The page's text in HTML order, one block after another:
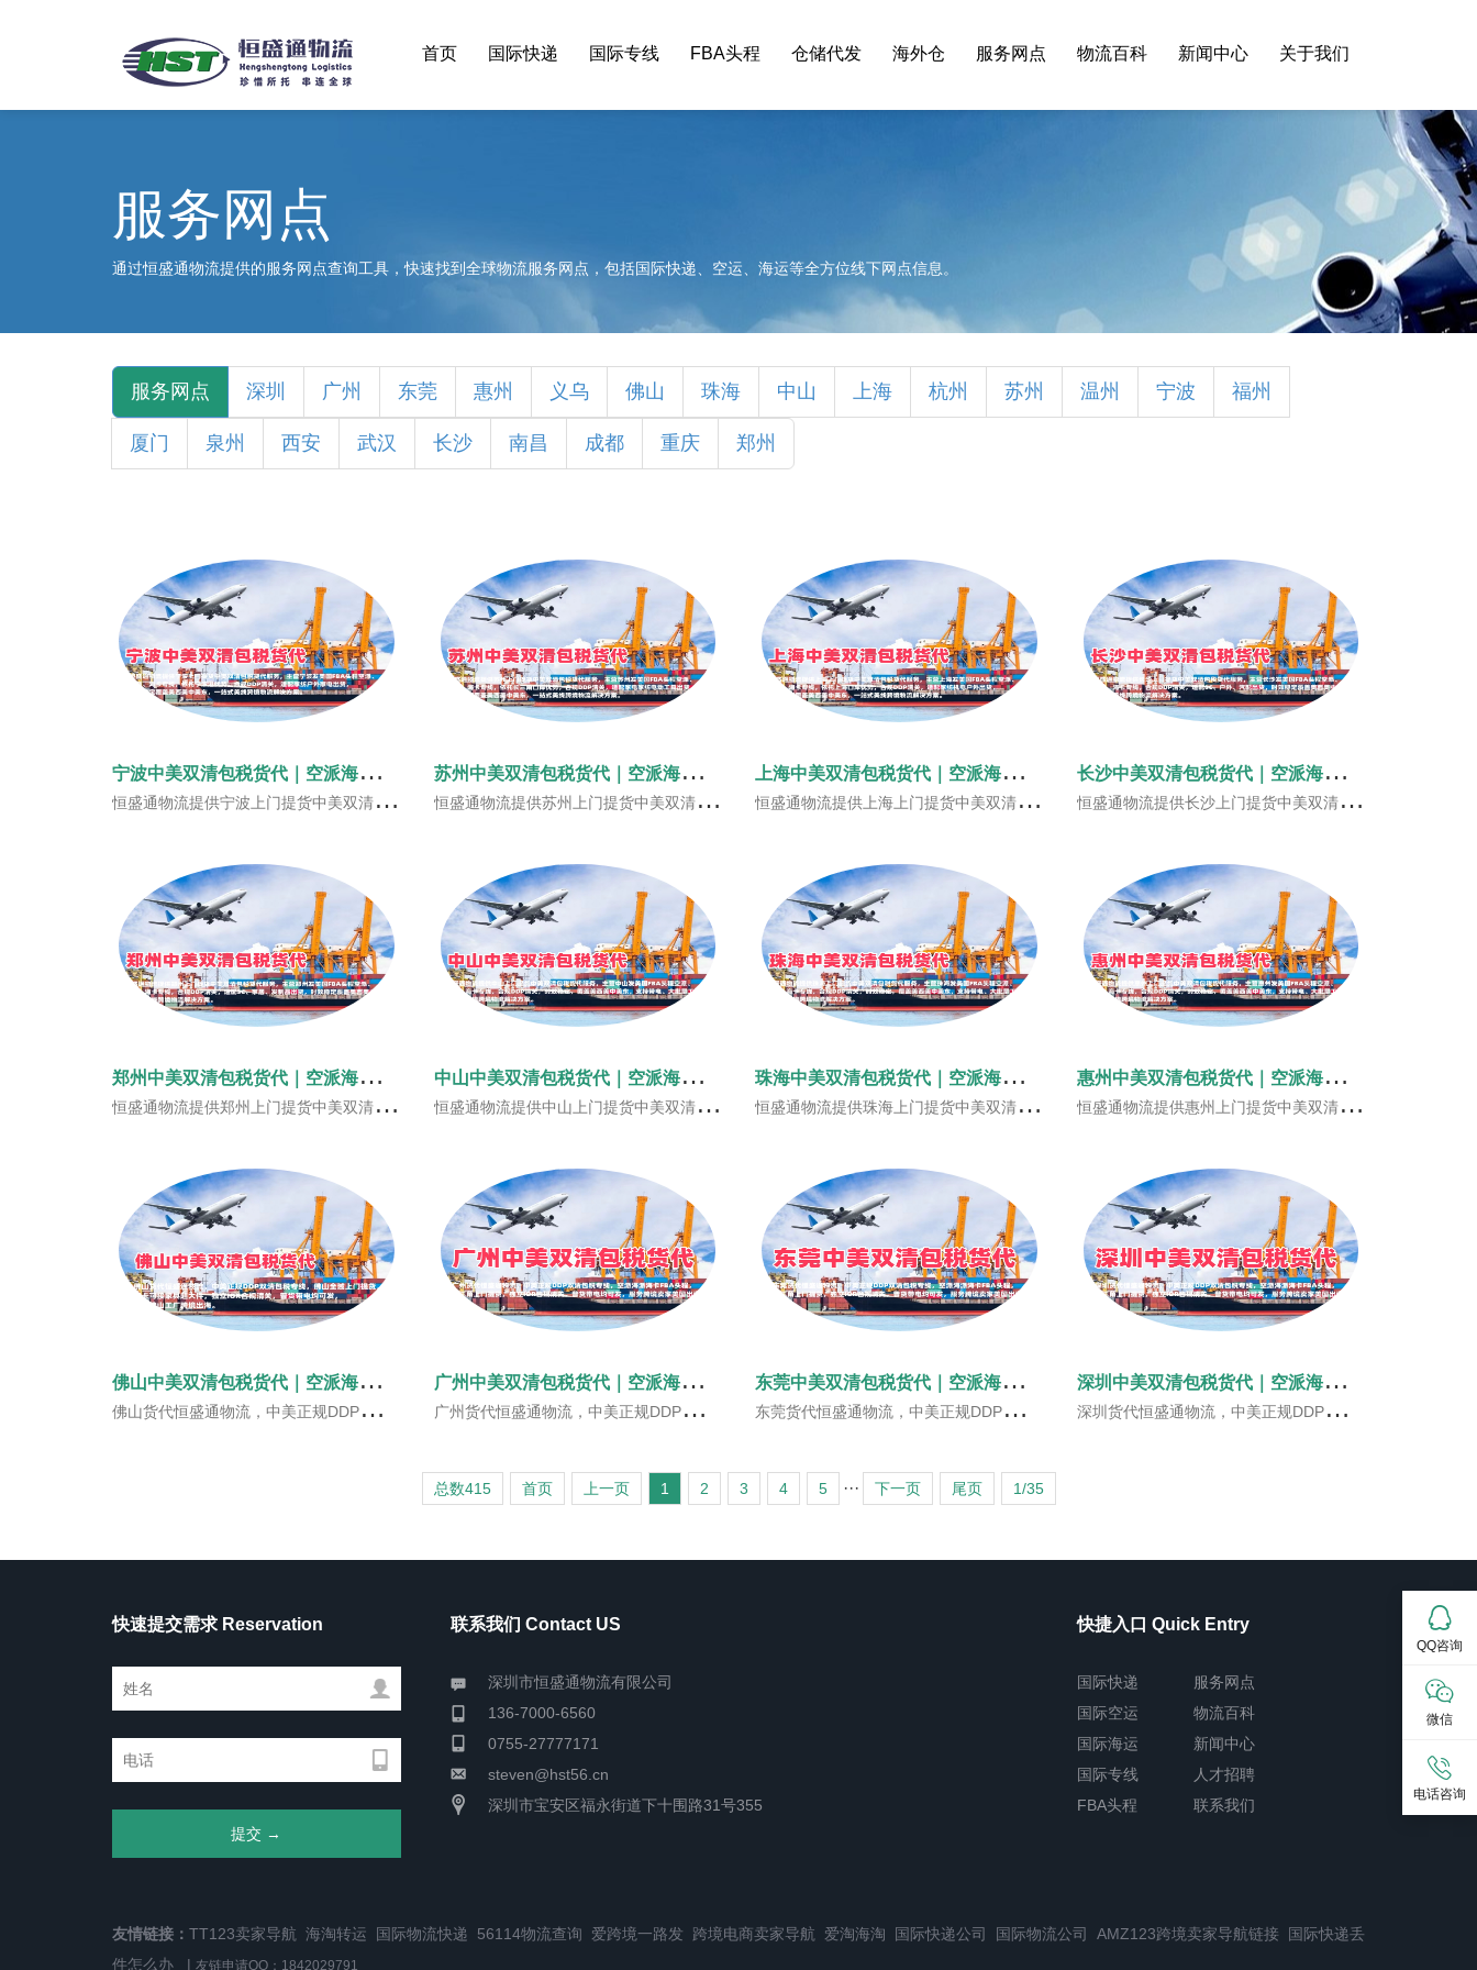
首页 国际快递 国际专线 FBA头程 仓储代发 海外仓 服务网点 物流百科 新闻中心 关于我们
服务网点
通过恒盛通物流提供的服务网点查询工具，快速找到全球物流服务网点，包括国际快递、空运、海运等全方位线下网点信息。
服务网点 深圳 广州 东莞 惠州 义乌 佛山 珠海 中山 上海 杭州 苏州 温州 宁波 福州
厦门 泉州 西安 武汉 长沙 南昌 成都 重庆 郑州
宁
波中美双清包税货代｜空派海派美国FBA头程‑恒盛通物流
恒盛通物流提供宁波上门提货中美双清包税货代服务，主营宁波发美国FBA头程空派、海派、海卡专线，依托宁波港优势，合规DDP清关，适配家纺户外家电出货，时效稳定覆盖美西美中美东，一站式美线跨境物流解决方案。
苏
州中美双清包税货代｜空派海派美国FBA头程‑恒盛通物流
恒盛通物流提供苏州上门提货中美双清包税货代服务，主营苏州发美国FBA头程空派、海派、海卡专线，依托长三角口岸优势，合规DDP清关，适配家电家纺电动工具出货，时效稳定覆盖美西美中美东，一站式美线跨境物流解决方案。
上
海中美双清包税货代｜空派海派美国FBA头程‑恒盛通物流
恒盛通物流提供上海上门提货中美双清包税货代服务，主营上海发美国FBA头程空派、海派、海卡专线，依托上海口岸优势，合规DDP清关，适配家纺机电户外出货，时效稳定覆盖美西美中美东，一站式美线跨境物流解决方案。
长
沙中美双清包税货代｜空派海派美国FBA头程‑恒盛通物流
恒盛通物流提供长沙上门提货中美双清包税货代服务，主营长沙发美国FBA头程空派、海派、海卡专线，合规DDP清关，适配3C、户外、汽配出货，时效稳定覆盖美西美中美东，一站式美线跨境物流解决方案。
郑
州中美双清包税货代｜空派海派美国FBA头程‑恒盛通物流
恒盛通物流提供郑州上门提货中美双清包税货代服务，主营郑州发美国FBA头程空派、海派、海卡专线，合规DDP清关，适配3C、家居、发制品出货，时效稳定覆盖美西美中美东，一站式美线跨境物流解决方案。
中
山中美双清包税货代｜空派海派美国FBA头程‑恒盛通物流
恒盛通物流提供中山上门提货中美双清包税货代服务，主营中山古镇灯饰、五金家电发美国FBA头程空派、海派、海卡专线，合规DDP清关，支持托盘大件带电货，时效稳定覆盖美西美中美东，一站式美线跨境物流解决方案。
珠
海中美双清包税货代｜空派海派美国FBA头程‑恒盛通物流
恒盛通物流提供珠海上门提货中美双清包税货代服务，主营珠海发美国FBA头程空派、海派、海卡专线，合规DDP清关，时效稳定覆盖美西美中美东，支持带电、工贸大批量货物，一站式美线跨境物流解决方案。
惠
州中美双清包税货代｜空派海派美国FBA头程‑恒盛通物流
恒盛通物流提供惠州上门提货中美双清包税货代服务，主营惠州发美国FBA头程空派、海派、海卡专线，合规DDP清关，时效稳定，覆盖美西美中美东，支持带电、大批量工贸货，一站式美线跨境物流解决方案。
佛
山中美双清包税货代｜空派海派 FBA头程 恒盛通物流
佛山货代恒盛通物流，中美正规DDP双清包税专线，佛山全域上门提货，海卡可接家具超大件，独立IOR合规清关，普货带电均可发，服务佛山工厂跨境出海。
广
州中美双清包税货代｜空派海派 FBA头程 恒盛通物流
广州货代恒盛通物流，中美正规DDP双清包税专线，广州全域上门提货，空派海派海卡FBA头程，独立IOR合规清关，普货带电均可发，助力广州跨境商家美国出海。
东
莞中美双清包税货代｜空派海派 FBA头程 恒盛通物流
东莞货代恒盛通物流，中美正规DDP双清包税专线，东莞全域上门提货，空派海派海卡FBA头程，独立IOR合规清关，普货带电均可发，服务东莞工厂跨境出海。
深
圳中美双清包税货代｜空派海派 FBA头程 恒盛通物流
深圳货代恒盛通物流，中美正规DDP双清包税专线，空派海派海卡FBA头程，珠三角上门提货，独立IOR合规清关，普货带电均可发，服务跨境卖家美国出海。
总数415 首页 上一页 1 2 3 4 5 ··· 下一页 尾页 1/35
快速提交需求 Reservation 联系我们 Contact US
深圳市恒盛通物流有限公司
136-7000-6560
0755-27777171
steven@hst56.cn
深圳市宝安区福永街道下十围路31号355
快捷入口 Quick Entry
国际快递
国际空运
国际海运
国际专线
FBA头程
服务网点
物流百科
新闻中心
人才招聘
联系我们
友情链接： TT123卖家导航 海淘转运 国际物流快递 56114物流查询 爱跨境一路发 跨境电商卖家导航 爱淘海淘 国际快递公司 国际物流公司 AMZ123跨境卖家导航链接
国际快递丢
件怎么办 | 友链申请QQ：1842029791
QQ咨询
微信
电话咨询